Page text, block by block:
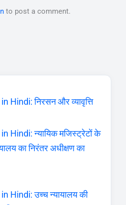
to post a comment.
Hindi: निरसन और व्यावृत्ति
Hindi: न्यायिक मजिस्ट्रेटों के
का निरंतर अधीक्षण का
Hindi: उच्च न्यायालय की